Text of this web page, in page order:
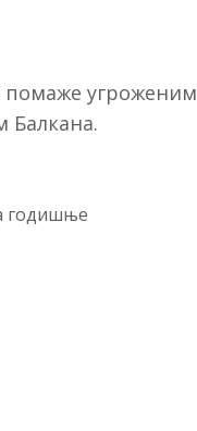
помаже угроженим
Балкана.
годишње